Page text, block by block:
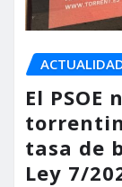
El
tasa de
Ley 7/